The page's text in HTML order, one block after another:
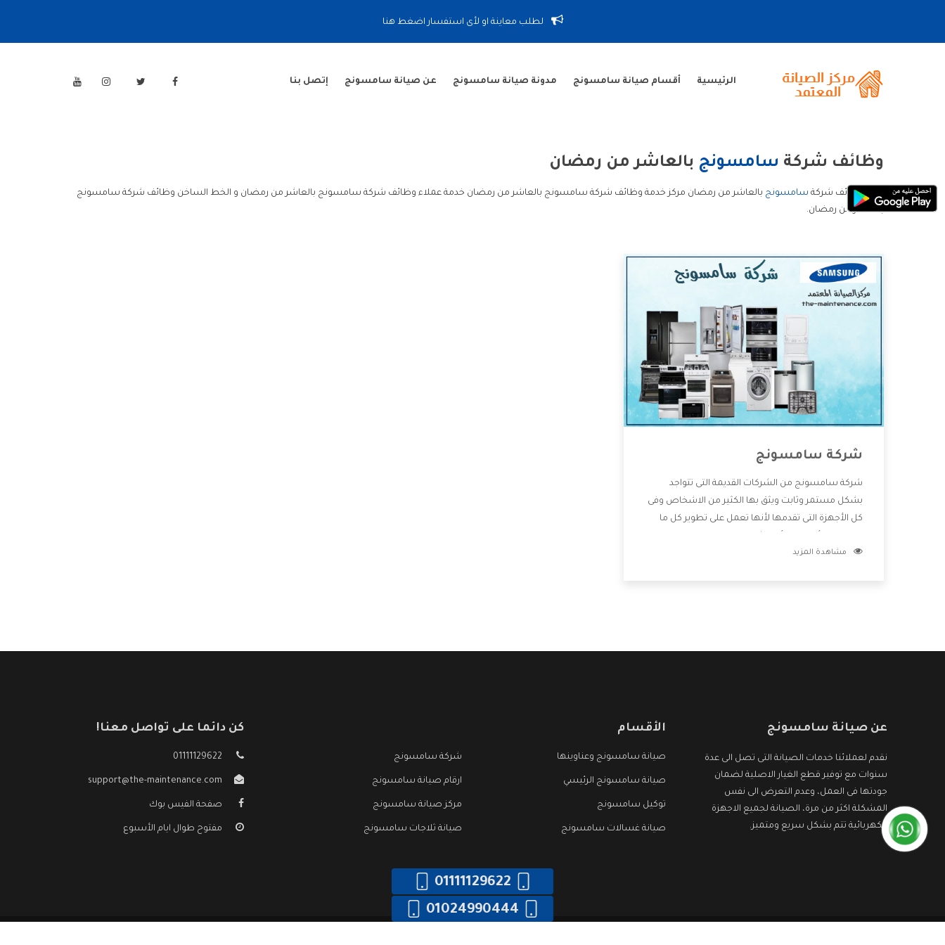
لطلب معاينة او لأى استفسار اضغط هنا
الرئيسية أقسام صيانة سامسونج مدونة صيانة سامسونج عن صيانة سامسونج إتصل بنا
وظائف شركة سامسونج بالعاشر من رمضان
ارقام وظائف شركة سامسونج بالعاشر من رمضان مركز خدمة وظائف شركة سامسونج بالعاشر من رمضان خدمة عملاء وظائف شركة سامسونج بالعاشر من رمضان و الخط الساخن وظائف شركة سامسونج
بالعاشر من رمضان.
شركة سامسونج
شركة سامسونج من الشركات القديمة التى تتواجد
بشكل مستمر وثابت ويثق بها الكثير من الاشخاص وفى
كل الأجهزة التى تقدمها لأنها تعمل على تطوير كل ما
أفضل خدمات ما بعد البيع مع المنتجات وتقدم للعملاء
مشاهدة المزيد
عن صيانة سامسونج
نقدم لعملائنا خدمات الصيانة التى تصل الى عدة
سنوات مع توفير قطع الغيار الاصلية لضمان
جودتها فى العمل، وعدم التعرض الى نفس
المشكلة اكثر من مرة، الصيانة لجميع الاجهزة
الكهربائية تتم بشكل سريع ومتميز.
الأقسام
صيانة سامسونج وعناوينها شركة سامسونج
صيانة سامسونج الرئيسي ارقام صيانة سامسونج
توكيل سامسونج مركز صيانة سامسونج
صيانة غسالات سامسونج صيانة ثلاجات سامسونج
كن دائما على تواصل معنا!
01111129622
support@the-maintenance.com
صفحة الفيس بوك
مفتوح طوال ايام الأسبوع
01111129622
01024990444